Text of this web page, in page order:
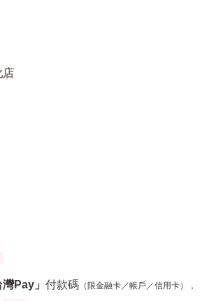
店
灣Pay」 付款碼 （限金融卡／帳戶／信用卡），